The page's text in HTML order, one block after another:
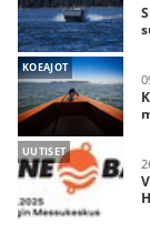
KOEAJOT
UUTISET